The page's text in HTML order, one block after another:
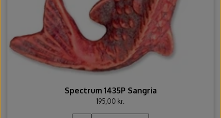
Spectrum 1435P Sangria
195,00 kr.